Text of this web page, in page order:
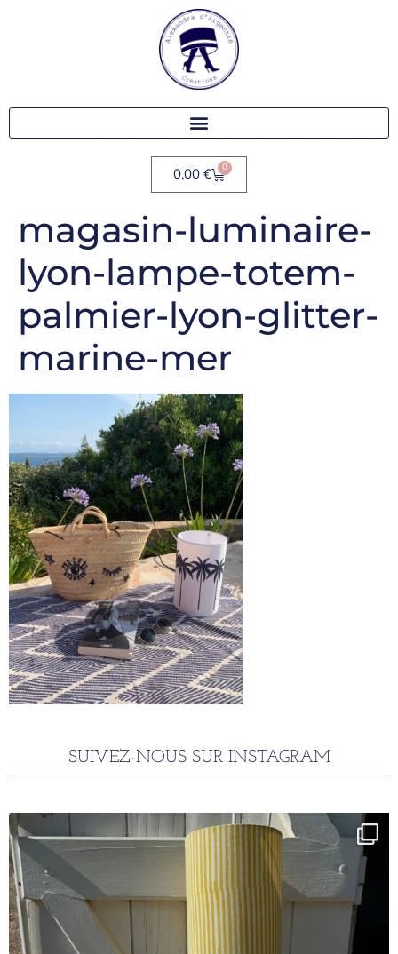
0,00 € 0
magasin-luminaire-
lyon-lampe-totem-
palmier-lyon-glitter-
marine-mer
SUIVEZ-NOUS SUR INSTAGRAM